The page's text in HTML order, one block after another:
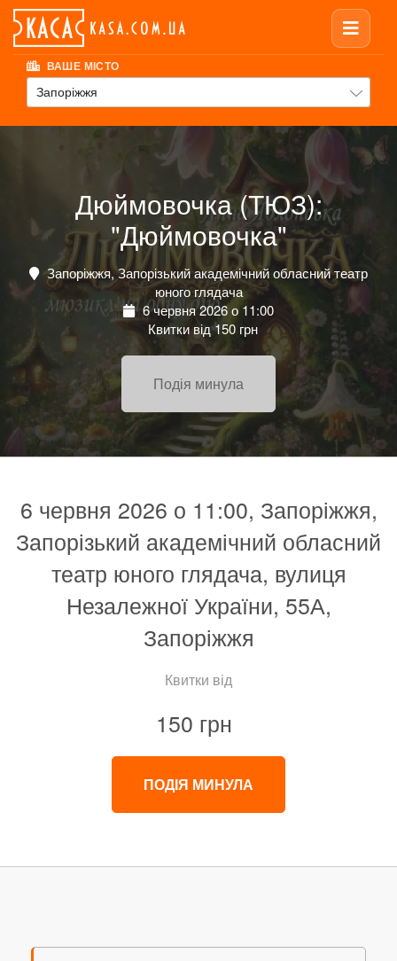
ВАШЕ МІСТО
Запоріжжя
Дюймовочка (ТЮЗ):
"Дюймовочка"
Запоріжжя, Запорізький академічний обласний театр
юного глядача
6 червня 2026 о 11:00
Квитки від 150 грн
Подія минула
6 червня 2026 о 11:00, Запоріжжя,
Запорізький академічний обласний
театр юного глядача, вулиця
Незалежної України, 55А,
Запоріжжя
Квитки від
150 грн
ПОДІЯ МИНУЛА